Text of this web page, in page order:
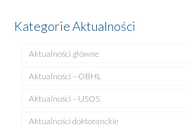
Kategorie Aktualności
Aktualności główne
Aktualności – OBHL
Aktualności – USOS
Aktualności doktoranckie